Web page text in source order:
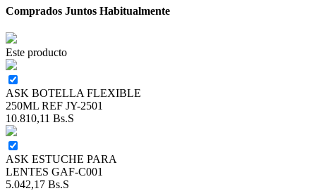
Comprados Juntos Habitualmente
Este producto
ASK BOTELLA FLEXIBLE
250ML REF JY-2501
10.810,11 Bs.S
ASK ESTUCHE PARA
LENTES GAF-C001
5.042,17 Bs.S